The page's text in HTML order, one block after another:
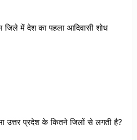
में देश का पहला आदिवासी शोध
उत्तर प्रदेश के कितने जिलों से लगती है?